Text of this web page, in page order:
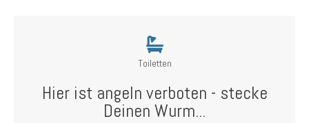
Toiletten
Hier ist angeln verboten - stecke
Deinen Wurm...